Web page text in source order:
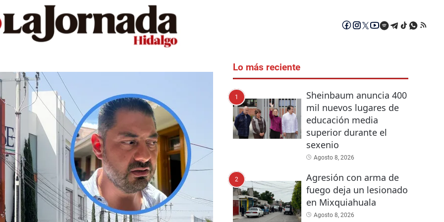
Lo más reciente
1
Sheinbaum anuncia 400
mil nuevos lugares de
educación media
superior durante el
sexenio
Agosto 8, 2026
2
Agresión con arma de
fuego deja un lesionado
en Mixquiahuala
Agosto 8, 2026